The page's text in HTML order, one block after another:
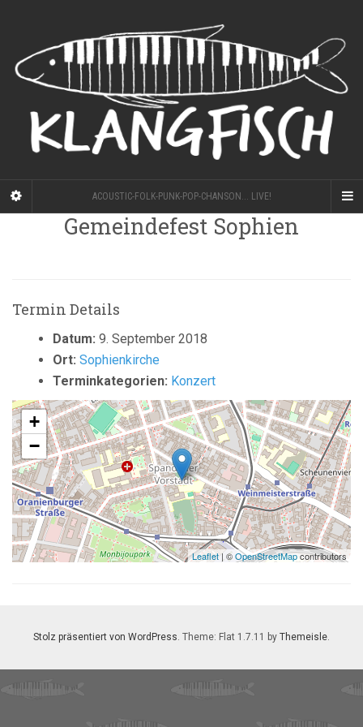
ACOUSTIC-FOLK-PUNK-POP-CHANSON... LIVE!
Gemeindefest Sophien
Termin Details
Datum: 9. September 2018
Ort: Sophienkirche
Terminkategorien: Konzert
+
−
Leaflet| ©OpenStreetMapcontributors
Stolz präsentiert von WordPress. Theme: Flat 1.7.11 by Themeisle.